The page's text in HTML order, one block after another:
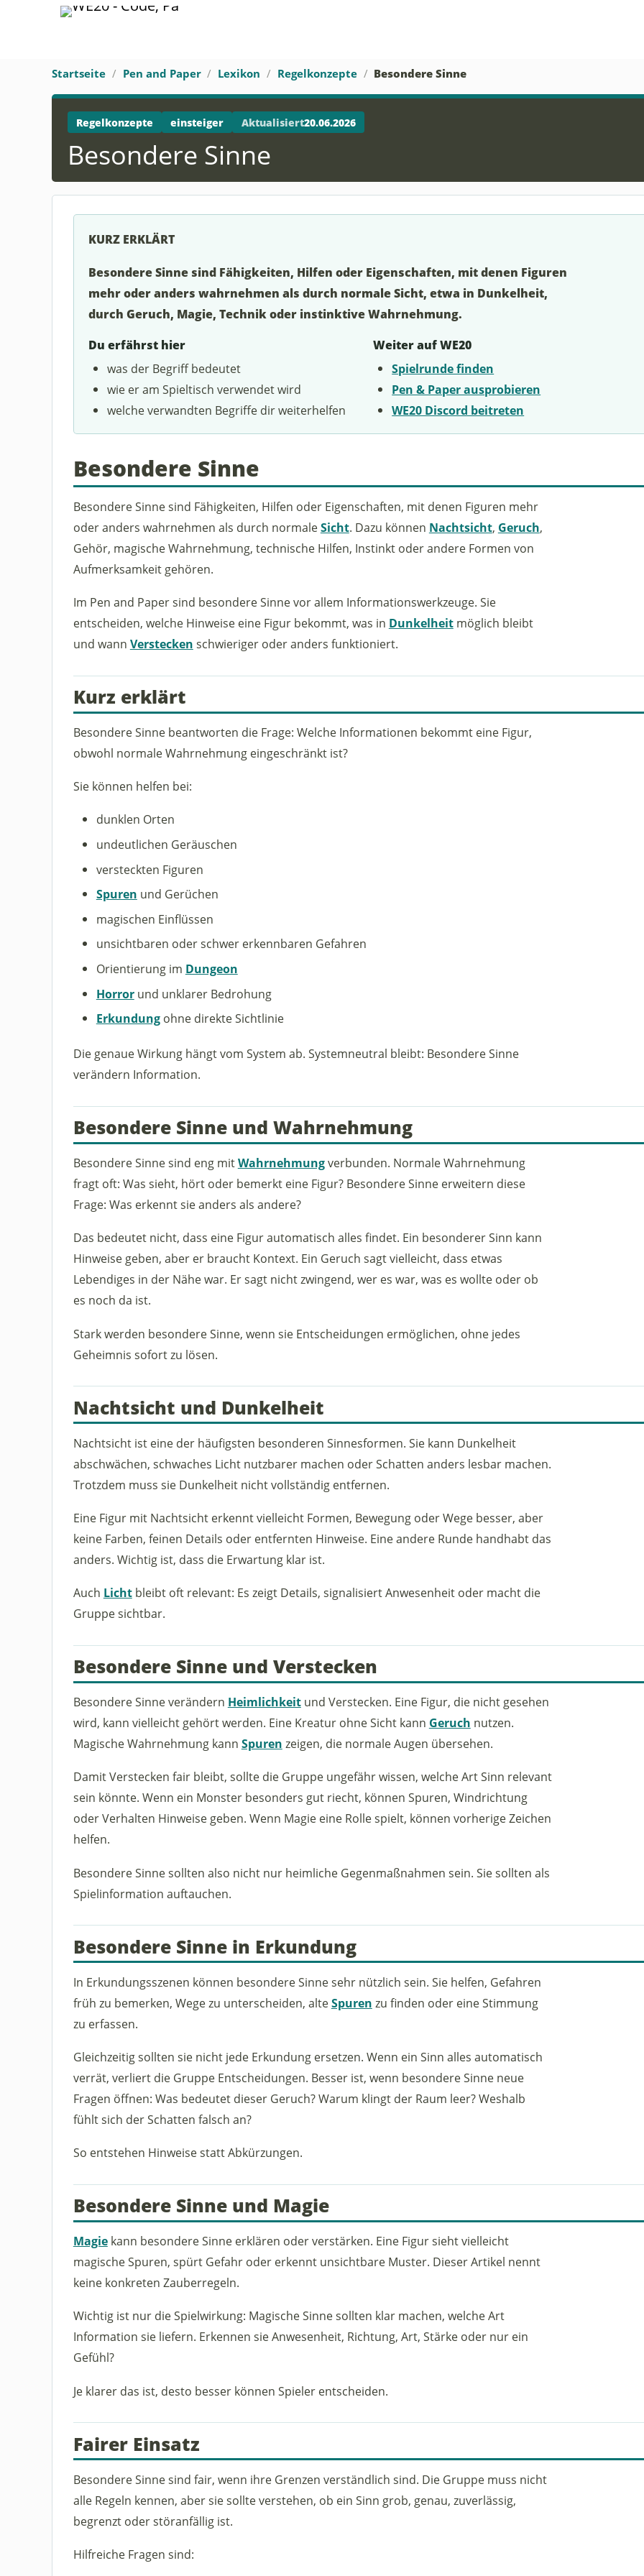
Startseite Pen and Paper Lexikon Regelkonzepte Besondere Sinne
Regelkonzepte einsteiger Aktualisiert20.06.2026
Besondere Sinne
KURZ ERKLÄRT
Besondere Sinne sind Fähigkeiten, Hilfen oder Eigenschaften, mit denen Figuren
mehr oder anders wahrnehmen als durch normale Sicht, etwa in Dunkelheit,
durch Geruch, Magie, Technik oder instinktive Wahrnehmung.
Du erfährst hier
was der Begriff bedeutet
wie er am Spieltisch verwendet wird
welche verwandten Begriffe dir weiterhelfen
Weiter auf WE20
Spielrunde finden
Pen & Paper ausprobieren
WE20 Discord beitreten
Besondere Sinne
Besondere Sinne sind Fähigkeiten, Hilfen oder Eigenschaften, mit denen Figuren mehr
oder anders wahrnehmen als durch normaleSicht. Dazu können Nachtsicht, Geruch,
Gehör, magische Wahrnehmung, technische Hilfen, Instinkt oder andere Formen von
Aufmerksamkeit gehören.
Im Pen and Paper sind besondere Sinne vor allem Informationswerkzeuge. Sie
entscheiden, welche Hinweise eine Figur bekommt, was in Dunkelheitmöglich bleibt
und wann Verstecken schwieriger oder anders funktioniert.
Kurz erklärt
Besondere Sinne beantworten die Frage: Welche Informationen bekommt eine Figur,
obwohl normale Wahrnehmung eingeschränkt ist?
Sie können helfen bei:
dunklen Orten
undeutlichen Geräuschen
versteckten Figuren
Spuren und Gerüchen
magischen Einflüssen
unsichtbaren oder schwer erkennbaren Gefahren
Orientierung im Dungeon
Horrorund unklarer Bedrohung
Erkundungohne direkte Sichtlinie
Die genaue Wirkung hängt vom System ab. Systemneutral bleibt: Besondere Sinne
verändern Information.
Besondere Sinne und Wahrnehmung
Besondere Sinne sind eng mitWahrnehmungverbunden. Normale Wahrnehmung
fragt oft: Was sieht, hört oder bemerkt eine Figur? Besondere Sinne erweitern diese
Frage: Was erkennt sie anders als andere?
Das bedeutet nicht, dass eine Figur automatisch alles findet. Ein besonderer Sinn kann
Hinweise geben, aber er braucht Kontext. Ein Geruch sagt vielleicht, dass etwas
Lebendiges in der Nähe war. Er sagt nicht zwingend, wer es war, was es wollte oder ob
es noch da ist.
Stark werden besondere Sinne, wenn sie Entscheidungen ermöglichen, ohne jedes
Geheimnis sofort zu lösen.
Nachtsicht und Dunkelheit
Nachtsicht ist eine der häufigsten besonderen Sinnesformen. Sie kann Dunkelheit
abschwächen, schwaches Licht nutzbarer machen oder Schatten anders lesbar machen.
Trotzdem muss sie Dunkelheit nicht vollständig entfernen.
Eine Figur mit Nachtsicht erkennt vielleicht Formen, Bewegung oder Wege besser, aber
keine Farben, feinen Details oder entfernten Hinweise. Eine andere Runde handhabt das
anders. Wichtig ist, dass die Erwartung klar ist.
Auch Lichtbleibt oft relevant: Es zeigt Details, signalisiert Anwesenheit oder macht die
Gruppe sichtbar.
Besondere Sinne und Verstecken
Besondere Sinne verändern Heimlichkeitund Verstecken. Eine Figur, die nicht gesehen
wird, kann vielleicht gehört werden. Eine Kreatur ohne Sicht kann Geruch nutzen.
Magische Wahrnehmung kann Spuren zeigen, die normale Augen übersehen.
Damit Verstecken fair bleibt, sollte die Gruppe ungefähr wissen, welche Art Sinn relevant
sein könnte. Wenn ein Monster besonders gut riecht, können Spuren, Windrichtung
oder Verhalten Hinweise geben. Wenn Magie eine Rolle spielt, können vorherige Zeichen
helfen.
Besondere Sinne sollten also nicht nur heimliche Gegenmaßnahmen sein. Sie sollten als
Spielinformation auftauchen.
Besondere Sinne in Erkundung
In Erkundungsszenen können besondere Sinne sehr nützlich sein. Sie helfen, Gefahren
früh zu bemerken, Wege zu unterscheiden, alteSpuren zu finden oder eine Stimmung
zu erfassen.
Gleichzeitig sollten sie nicht jede Erkundung ersetzen. Wenn ein Sinn alles automatisch
verrät, verliert die Gruppe Entscheidungen. Besser ist, wenn besondere Sinne neue
Fragen öffnen: Was bedeutet dieser Geruch? Warum klingt der Raum leer? Weshalb
fühlt sich der Schatten falsch an?
So entstehen Hinweise statt Abkürzungen.
Besondere Sinne und Magie
Magiekann besondere Sinne erklären oder verstärken. Eine Figur sieht vielleicht
magische Spuren, spürt Gefahr oder erkennt unsichtbare Muster. Dieser Artikel nennt
keine konkreten Zauberregeln.
Wichtig ist nur die Spielwirkung: Magische Sinne sollten klar machen, welche Art
Information sie liefern. Erkennen sie Anwesenheit, Richtung, Art, Stärke oder nur ein
Gefühl?
Je klarer das ist, desto besser können Spieler entscheiden.
Fairer Einsatz
Besondere Sinne sind fair, wenn ihre Grenzen verständlich sind. Die Gruppe muss nicht
alle Regeln kennen, aber sie sollte verstehen, ob ein Sinn grob, genau, zuverlässig,
begrenzt oder störanfällig ist.
Hilfreiche Fragen sind: